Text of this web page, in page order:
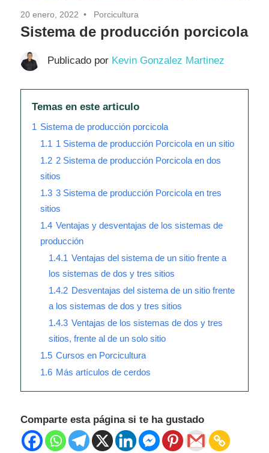
20 enero, 2022 Porcicultura
Sistema de producción porcicola
Publicado por Kevin Gonzalez Martinez
Temas en este articulo
1 Sistema de producción porcicola
1.1 1 Sistema de producción Porcicola en un sitio
1.2 2 Sistema de producción Porcicola en dos
sitios
1.3 3 Sistema de producción Porcicola en tres
sitios
1.4 Ventajas y desventajas de los sistemas de
producción
1.4.1 Ventajas del sistema de un sitio frente a
los sistemas de dos y tres sitios
1.4.2 Desventajas del sistema de un sitio frente
a los sistemas de dos y tres sitios
1.4.3 Ventajas de los sistemas de dos y tres
sitios, frente al de un solo sitio
1.5 Cursos en Porcicultura
1.6 Más artículos de cerdos
Comparte esta página si te ha gustado